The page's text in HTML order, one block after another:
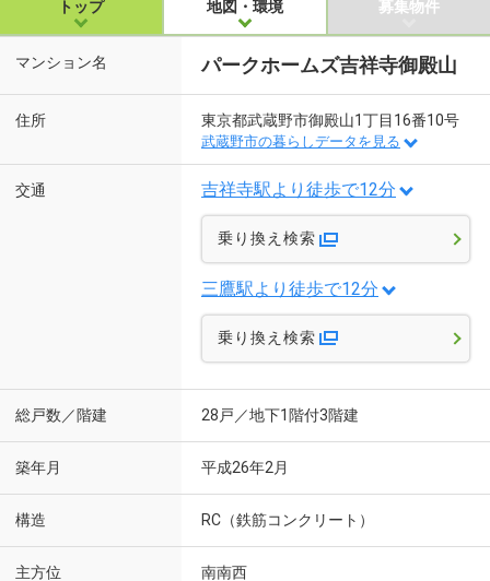
トップ 地図・環境 募集物件
マンション名 パークホームズ吉祥寺御殿山
住所 東京都武蔵野市御殿山1丁目16番10号
武蔵野市の暮らしデータを見る
交通 吉祥寺駅より徒歩で12分
乗り換え検索
三鷹駅より徒歩で12分
乗り換え検索
総戸数／階建 28戸／地下1階付3階建
築年月 平成26年2月
構造 RC（鉄筋コンクリート）
主方位 南南西